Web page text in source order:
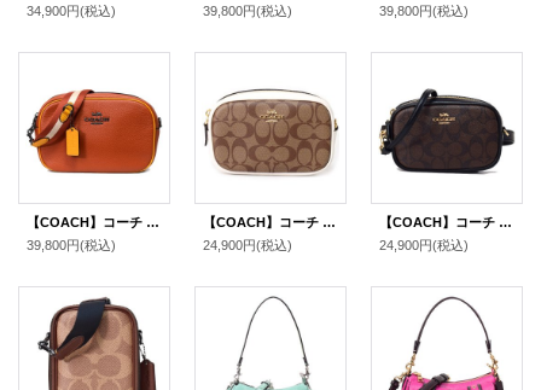
34,900円(税込)
39,800円(税込)
39,800円(税込)
【COACH】コーチ ぺブルレザー ジェイミー カメラバッグ クロスボディ 斜め掛け 2way クラッチ ショルダーバッグ サンセットマルチ（日本未発売）
39,800円(税込)
【COACH】コーチ コーティングキャンバス スムースレザー シグネチャー コンバーチブル ベルトバッグ 3way ショルダー 斜め掛け クラッチ ウエスト ヒップバッグ カーキ×チャーク〔日本未発売〕
24,900円(税込)
【COACH】コーチ コーティングキャンバス スムースレザー シグネチャー コンバーチブル ベルトバッグ 3way ショルダー 斜め掛け クラッチ ウエスト ヒップバッグ ブラウン×ブラック〔日本未発売〕
24,900円(税込)